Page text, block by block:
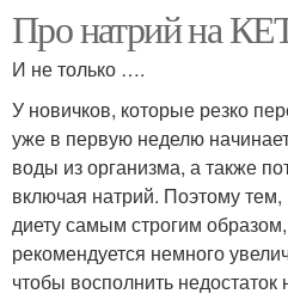
Про натрий на
И не только ….
У новичков, которые резко
уже в первую неделю
воды из организма, а также
включая натрий. Поэтому тем,
диету самым строгим
рекомендуется немного
чтобы восполнить недостаток